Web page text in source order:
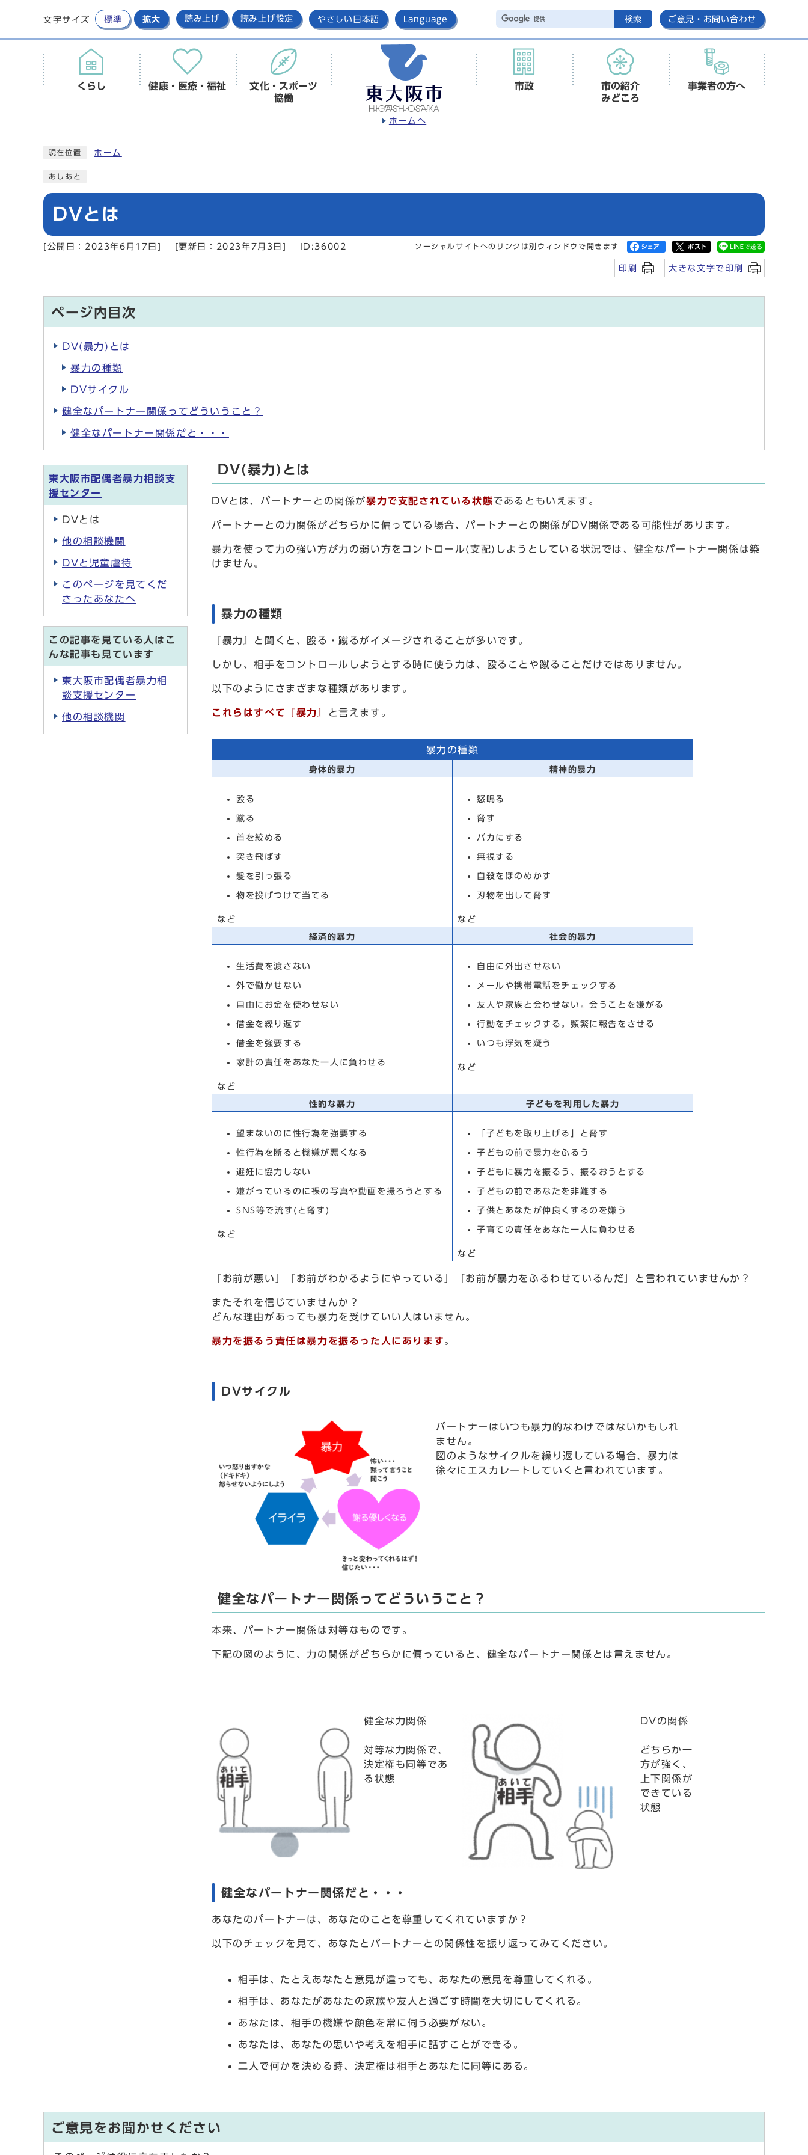
文字サイズ 標準 拡大 読み上げ 読み上げ設定 やさしい日本語 Language 検索 ご意見・お問い合わせ
ホームへ
くらし 健康・医療・福祉
文化・スポーツ
協働
市政
市の紹介
みどころ
事業者の方へ
現在位置 ホーム
あしあと
DVとは
[公開日：2023年6月17日] [更新日：2023年7月3日] ID:36002 ソーシャルサイトへのリンクは別ウィンドウで開きます
印刷 大きな文字で印刷
ページ内目次
DV(暴力)とは
暴力の種類
DVサイクル
健全なパートナー関係ってどういうこと？
健全なパートナー関係だと・・・
DV(暴力)とは
DVとは、パートナーとの関係が暴力で支配されている状態であるともいえます。
パートナーとの力関係がどちらかに偏っている場合、パートナーとの関係がDV関係である可能性があります。
暴力を使って力の強い方が力の弱い方をコントロール(支配)しようとしている状況では、健全なパートナー関係は築
けません。
暴力の種類
『暴力』と聞くと、殴る・蹴るがイメージされることが多いです。
しかし、相手をコントロールしようとする時に使う力は、殴ることや蹴ることだけではありません。
以下のようにさまざまな種類があります。
これらはすべて『暴力』 と言えます。
暴力の種類
身体的暴力 精神的暴力
殴る
蹴る
首を絞める
突き飛ばす
髪を引っ張る
物を投げつけて当てる
など
怒鳴る
脅す
バカにする
無視する
自殺をほのめかす
刃物を出して脅す
など
経済的暴力 社会的暴力
生活費を渡さない
外で働かせない
自由にお金を使わせない
借金を繰り返す
借金を強要する
家計の責任をあなた一人に負わせる
など
自由に外出させない
メールや携帯電話をチェックする
友人や家族と会わせない。会うことを嫌がる
行動をチェックする。頻繁に報告をさせる
いつも浮気を疑う
など
性的な暴力 子どもを利用した暴力
望まないのに性行為を強要する
性行為を断ると機嫌が悪くなる
避妊に協力しない
嫌がっているのに裸の写真や動画を撮ろうとする
SNS等で流す(と脅す)
など
「子どもを取り上げる」と脅す
子どもの前で暴力をふるう
子どもに暴力を振るう、振るおうとする
子どもの前であなたを非難する
子供とあなたが仲良くするのを嫌う
子育ての責任をあなた一人に負わせる
など
「お前が悪い」「お前がわかるようにやっている」「お前が暴力をふるわせているんだ」と言われていませんか？
またそれを信じていませんか？
どんな理由があっても暴力を受けていい人はいません。
暴力を振るう責任は暴力を振るった人にあります。
DVサイクル
パートナーはいつも暴力的なわけではないかもしれ
ません。
図のようなサイクルを繰り返している場合、暴力は
徐々にエスカレートしていくと言われています。
健全なパートナー関係ってどういうこと？
本来、パートナー関係は対等なものです。
下記の図のように、力の関係がどちらかに偏っていると、健全なパートナー関係とは言えません。
健全な力関係
対等な力関係で、
決定権も同等であ
る状態
DVの関係
どちらか一
方が強く、
上下関係が
できている
状態
健全なパートナー関係だと・・・
あなたのパートナーは、あなたのことを尊重してくれていますか？
以下のチェックを見て、あなたとパートナーとの関係性を振り返ってみてください。
相手は、たとえあなたと意見が違っても、あなたの意見を尊重してくれる。
相手は、あなたがあなたの家族や友人と過ごす時間を大切にしてくれる。
あなたは、相手の機嫌や顔色を常に伺う必要がない。
あなたは、あなたの思いや考えを相手に話すことができる。
二人で何かを決める時、決定権は相手とあなたに同等にある。
東大阪市配偶者暴力相談支
援センター
DVとは
他の相談機関
DVと児童虐待
このページを見てくだ
さったあなたへ
この記事を見ている人はこ
んな記事も見ています
東大阪市配偶者暴力相
談支援センター
他の相談機関
ご意見をお聞かせください